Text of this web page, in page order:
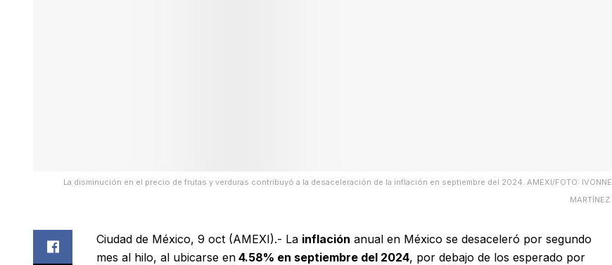
La disminución en el precio de frutas y verduras contribuyó a la desaceleración de la inflación en septiembre del 2024. AMEXI/FOTO: IVONNE
MARTÍNEZ.
Ciudad de México, 9 oct (AMEXI).- La inflación anual en México se desaceleró por segundo
mes al hilo, al ubicarse en 4.58% en septiembre del 2024, por debajo de los esperado por